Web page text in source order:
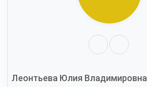
Леонтьева Юлия Владимировна